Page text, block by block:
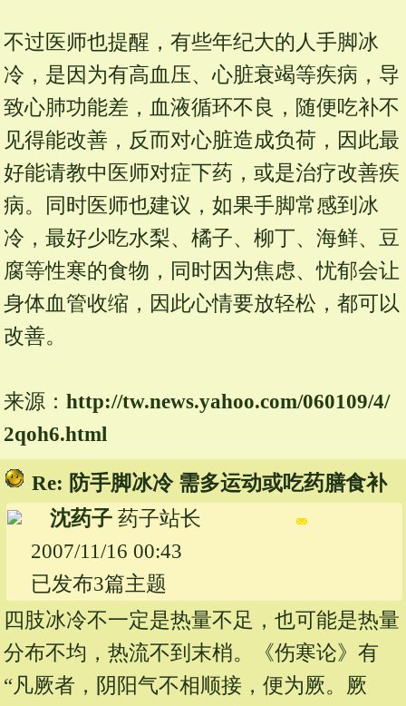
不过医师也提醒，有些年纪大的人手脚冰
冷，是因为有高血压、心脏衰竭等疾病，导
致心肺功能差，血液循环不良，随便吃补不
见得能改善，反而对心脏造成负荷，因此最
好能请教中医师对症下药，或是治疗改善疾
病。同时医师也建议，如果手脚常感到冰
冷，最好少吃水梨、橘子、柳丁、海鲜、豆
腐等性寒的食物，同时因为焦虑、忧郁会让
身体血管收缩，因此心情要放轻松，都可以
改善。
来源： http://tw.news.yahoo.com/060109/4/
2qoh6.html
Re: 防手脚冰冷 需多运动或吃药膳食补
沈药子 药子站长
2007/11/16 00:43
已发布3篇主题
四肢冰冷不一定是热量不足，也可能是热量
分布不均，热流不到末梢。《伤寒论》有
“凡厥者，阴阳气不相顺接，便为厥。厥